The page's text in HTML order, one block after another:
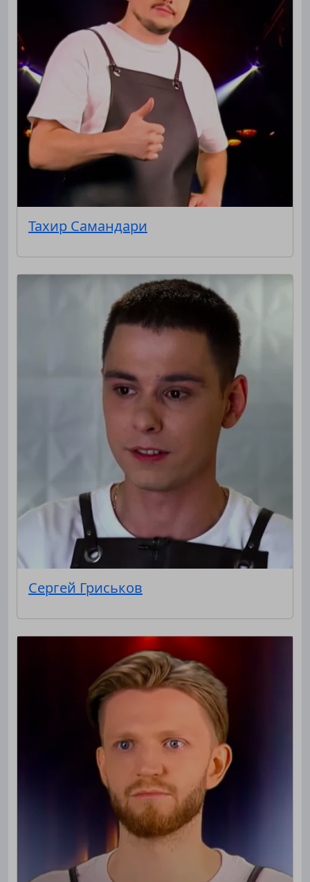
Тахир Самандари
Сергей Гриськов
Подписывайтесь на телеграм-канал.
Мы выкладываем авторские обзоры
каждую неделю.
Подписаться